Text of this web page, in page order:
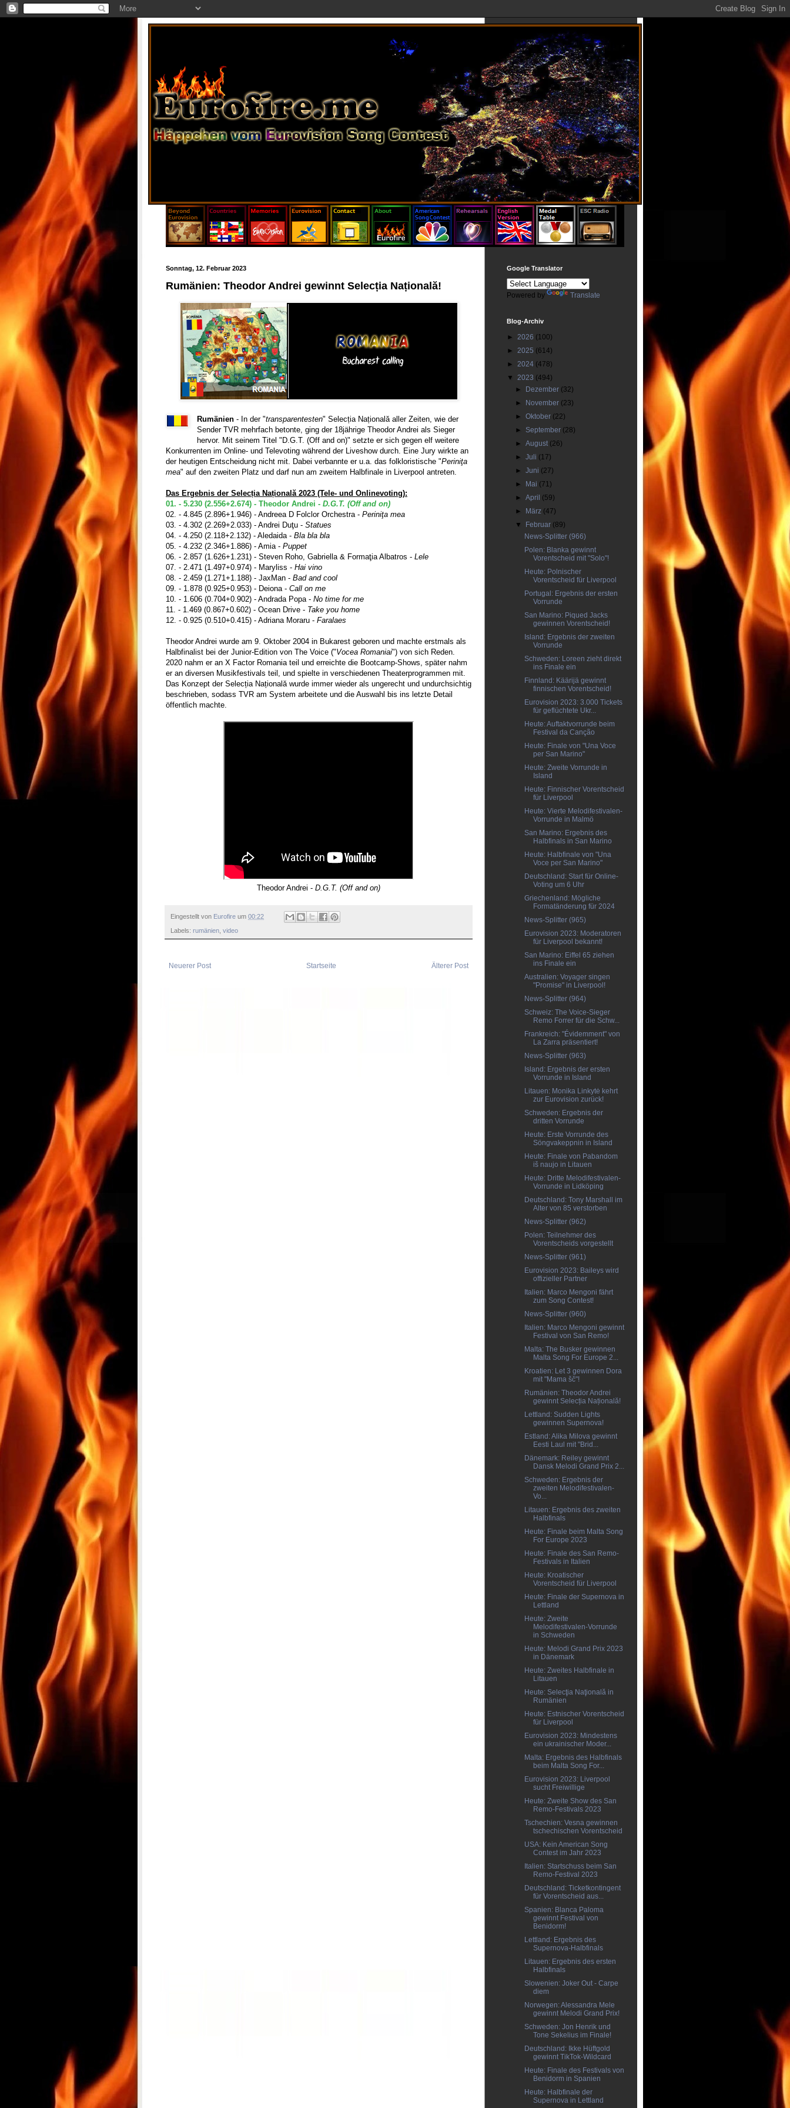
Sonntag, 12. Februar 2023
Rumänien: Theodor Andrei gewinnt Selecția Națională!
Rumänien- In der "transparentesten" Selecția Națională aller Zeiten, wie der
Sender TVR mehrfach betonte, ging der 18jährige Theodor Andrei als Sieger
hervor. Mit seinem Titel "D.G.T. (Off and on)" setzte er sich gegen elf weitere
Konkurrenten im Online- und Televoting während der Liveshow durch. Eine Jury wirkte an
der heutigen Entscheidung nicht mit. Dabei verbannte er u.a. das folkloristische "Periniţa
mea" auf den zweiten Platz und darf nun am zweitem Halbfinale in Liverpool antreten.
Das Ergebnis der Selecția Națională 2023 (Tele- und Onlinevoting):
01. - 5.230 (2.556+2.674) - Theodor Andrei - D.G.T. (Off and on)
02. - 4.845 (2.896+1.946) - Andreea D Folclor Orchestra - Periniţa mea
03. - 4.302 (2.269+2.033) - Andrei Duţu - Statues
04. - 4.250 (2.118+2.132) - Aledaida - Bla bla bla
05. - 4.232 (2.346+1.886) - Amia - Puppet
06. - 2.857 (1.626+1.231) - Steven Roho, Gabriella & Formaţia Albatros - Lele
07. - 2.471 (1.497+0.974) - Maryliss - Hai vino
08. - 2.459 (1.271+1.188) - JaxMan - Bad and cool
09. - 1.878 (0.925+0.953) - Deiona - Call on me
10. - 1.606 (0.704+0.902) - Andrada Popa - No time for me
11. - 1.469 (0.867+0.602) - Ocean Drive - Take you home
12. - 0.925 (0.510+0.415) - Adriana Moraru - Faralaes
Theodor Andrei wurde am 9. Oktober 2004 in Bukarest geboren und machte erstmals als
Halbfinalist bei der Junior-Edition von The Voice ("Vocea Romaniai") von sich Reden.
2020 nahm er an X Factor Romania teil und erreichte die Bootcamp-Shows, später nahm
er an diversen Musikfestivals teil, und spielte in verschiedenen Theaterprogrammen mit.
Das Konzept der Selecția Națională wurde immer wieder als ungerecht und undurchsichtig
beschrieben, sodass TVR am System arbeitete und die Auswahl bis ins letzte Detail
öffentlich machte.
Theodor Andrei - D.G.T. (Off and on)
Eingestellt von Eurofire um 00:22
Labels: rumänien video
Neuerer Post Älterer Post
Startseite
Google Translator
Powered by Translate
Blog-Archiv
► 2026 (100)
► 2025 (614)
► 2024 (478)
▼ 2023 (494)
►
Dezember (32)
►
November (23)
►Oktober (22)
► September (28)
►August (26)
►Juli (17)
►Juni (27)
►
Mai (71)
►April (59)
►
März (47)
▼
Februar (89)
News-Splitter (966)
Polen: Blanka gewinnt
Vorentscheid mit "Solo"!
Heute: Polnischer
Vorentscheid für Liverpool
Portugal: Ergebnis der ersten
Vorrunde
San Marino: Piqued Jacks
gewinnen Vorentscheid!
Island: Ergebnis der zweiten
Vorrunde
Schweden: Loreen zieht direkt
ins Finale ein
Finnland: Käärijä gewinnt
finnischen Vorentscheid!
Eurovision 2023: 3.000 Tickets
für geflüchtete Ukr...
Heute: Auftaktvorrunde beim
Festival da Canção
Heute: Finale von "Una Voce
per San Marino"
Heute: Zweite Vorrunde in
Island
Heute: Finnischer Vorentscheid
für Liverpool
Heute: Vierte Melodifestivalen-
Vorrunde in Malmö
San Marino: Ergebnis des
Halbfinals in San Marino
Heute: Halbfinale von "Una
Voce per San Marino"
Deutschland: Start für Online-
Voting um 6 Uhr
Griechenland: Mögliche
Formatänderung für 2024
News-Splitter (965)
Eurovision 2023: Moderatoren
für Liverpool bekannt!
San Marino: Eiffel 65 ziehen
ins Finale ein
Australien: Voyager singen
"Promise" in Liverpool!
News-Splitter (964)
Schweiz: The Voice-Sieger
Remo Forrer für die Schw...
Frankreich: "Évidemment" von
La Zarra präsentiert!
News-Splitter (963)
Island: Ergebnis der ersten
Vorrunde in Island
Litauen: Monika Linkytė kehrt
zur Eurovision zurück!
Schweden: Ergebnis der
dritten Vorrunde
Heute: Erste Vorrunde des
Söngvakeppnin in Island
Heute: Finale von Pabandom
iš naujo in Litauen
Heute: Dritte Melodifestivalen-
Vorrunde in Lidköping
Deutschland: Tony Marshall im
Alter von 85 verstorben
News-Splitter (962)
Polen: Teilnehmer des
Vorentscheids vorgestellt
News-Splitter (961)
Eurovision 2023: Baileys wird
offizieller Partner
Italien: Marco Mengoni fährt
zum Song Contest!
News-Splitter (960)
Italien: Marco Mengoni gewinnt
Festival von San Remo!
Malta: The Busker gewinnen
Malta Song For Europe 2...
Kroatien: Let 3 gewinnen Dora
mit "Mama šč"!
Rumänien: Theodor Andrei
gewinnt Selecția Națională!
Lettland: Sudden Lights
gewinnen Supernova!
Estland: Alika Milova gewinnt
Eesti Laul mit "Brid...
Dänemark: Reiley gewinnt
Dansk Melodi Grand Prix 2...
Schweden: Ergebnis der
zweiten Melodifestivalen-
Vo...
Litauen: Ergebnis des zweiten
Halbfinals
Heute: Finale beim Malta Song
For Europe 2023
Heute: Finale des San Remo-
Festivals in Italien
Heute: Kroatischer
Vorentscheid für Liverpool
Heute: Finale der Supernova in
Lettland
Heute: Zweite
Melodifestivalen-Vorrunde
in Schweden
Heute: Melodi Grand Prix 2023
in Dänemark
Heute: Zweites Halbfinale in
Litauen
Heute: Selecţia Naţională in
Rumänien
Heute: Estnischer Vorentscheid
für Liverpool
Eurovision 2023: Mindestens
ein ukrainischer Moder...
Malta: Ergebnis des Halbfinals
beim Malta Song For...
Eurovision 2023: Liverpool
sucht Freiwillige
Heute: Zweite Show des San
Remo-Festivals 2023
Tschechien: Vesna gewinnen
tschechischen Vorentscheid
USA: Kein American Song
Contest im Jahr 2023
Italien: Startschuss beim San
Remo-Festival 2023
Deutschland: Ticketkontingent
für Vorentscheid aus...
Spanien: Blanca Paloma
gewinnt Festival von
Benidorm!
Lettland: Ergebnis des
Supernova-Halbfinals
Litauen: Ergebnis des ersten
Halbfinals
Slowenien: Joker Out - Carpe
diem
Norwegen: Alessandra Mele
gewinnt Melodi Grand Prix!
Schweden: Jon Henrik und
Tone Sekelius im Finale!
Deutschland: Ikke Hüftgold
gewinnt TikTok-Wildcard
Heute: Finale des Festivals von
Benidorm in Spanien
Heute: Halbfinale der
Supernova in Lettland